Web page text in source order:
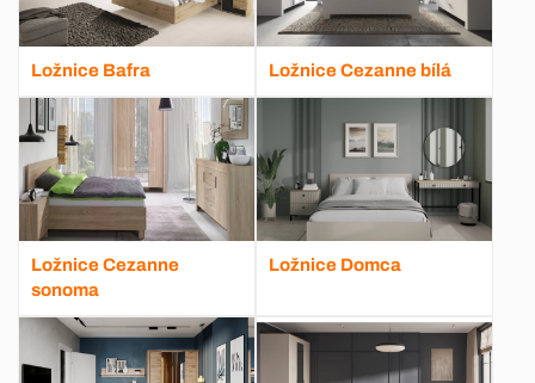
Ložnice Bafra Ložnice Cezanne bílá
Ložnice Cezanne
sonoma
Ložnice Domca